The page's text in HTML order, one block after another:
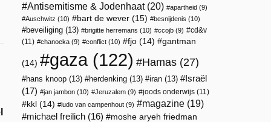
Antisemitisme & Jodenhaat(20) apartheid (9)
Auschwitz (10) bart de wever (15) besnijdenis (10)
beveiliging (13) brigitte herremans (10) ccojb (9)
cd&v
(11)
chanoeka (9) conflict (10) fjo (14) gantman
(14) gaza(122) Hamas (27)
hans knoop (13) herdenking (13) iran (13)
Israël
(17)
jan jambon (10) Jeruzalem (9) joods onderwijs (11)
kkl (14) ludo van campenhout (9) magazine (19)
michael freilich (16)
moshe aryeh friedman